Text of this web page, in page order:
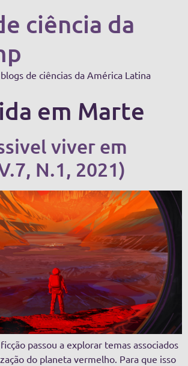
de ferramentas
ciência da
de ciências da América Latina
em Marte
viver em
N.1, 2021)
passou a explorar temas associados
do planeta vermelho. Para que isso